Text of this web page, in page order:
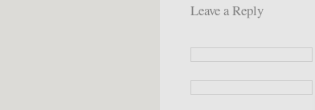
Leave a Reply